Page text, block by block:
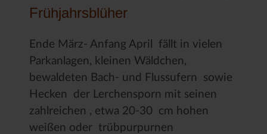
Frühjahrsblüher
Ende März- Anfang April fällt in vielen
Parkanlagen, kleinen Wäldchen,
bewaldeten Bach- und Flussufern sowie
Hecken der Lerchensporn mit seinen
zahlreichen , etwa 20-30 cm hohen
weißen oder trübpurpurnen